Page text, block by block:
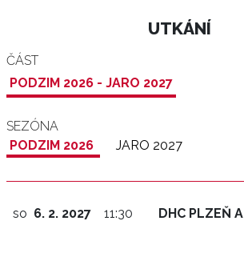
UTKÁNÍ
ČÁST
PODZIM 2026 - JARO 2027
SEZÓNA
PODZIM 2026
JARO 2027
so 6. 2. 2027 11:30 DHC PLZEŇ A